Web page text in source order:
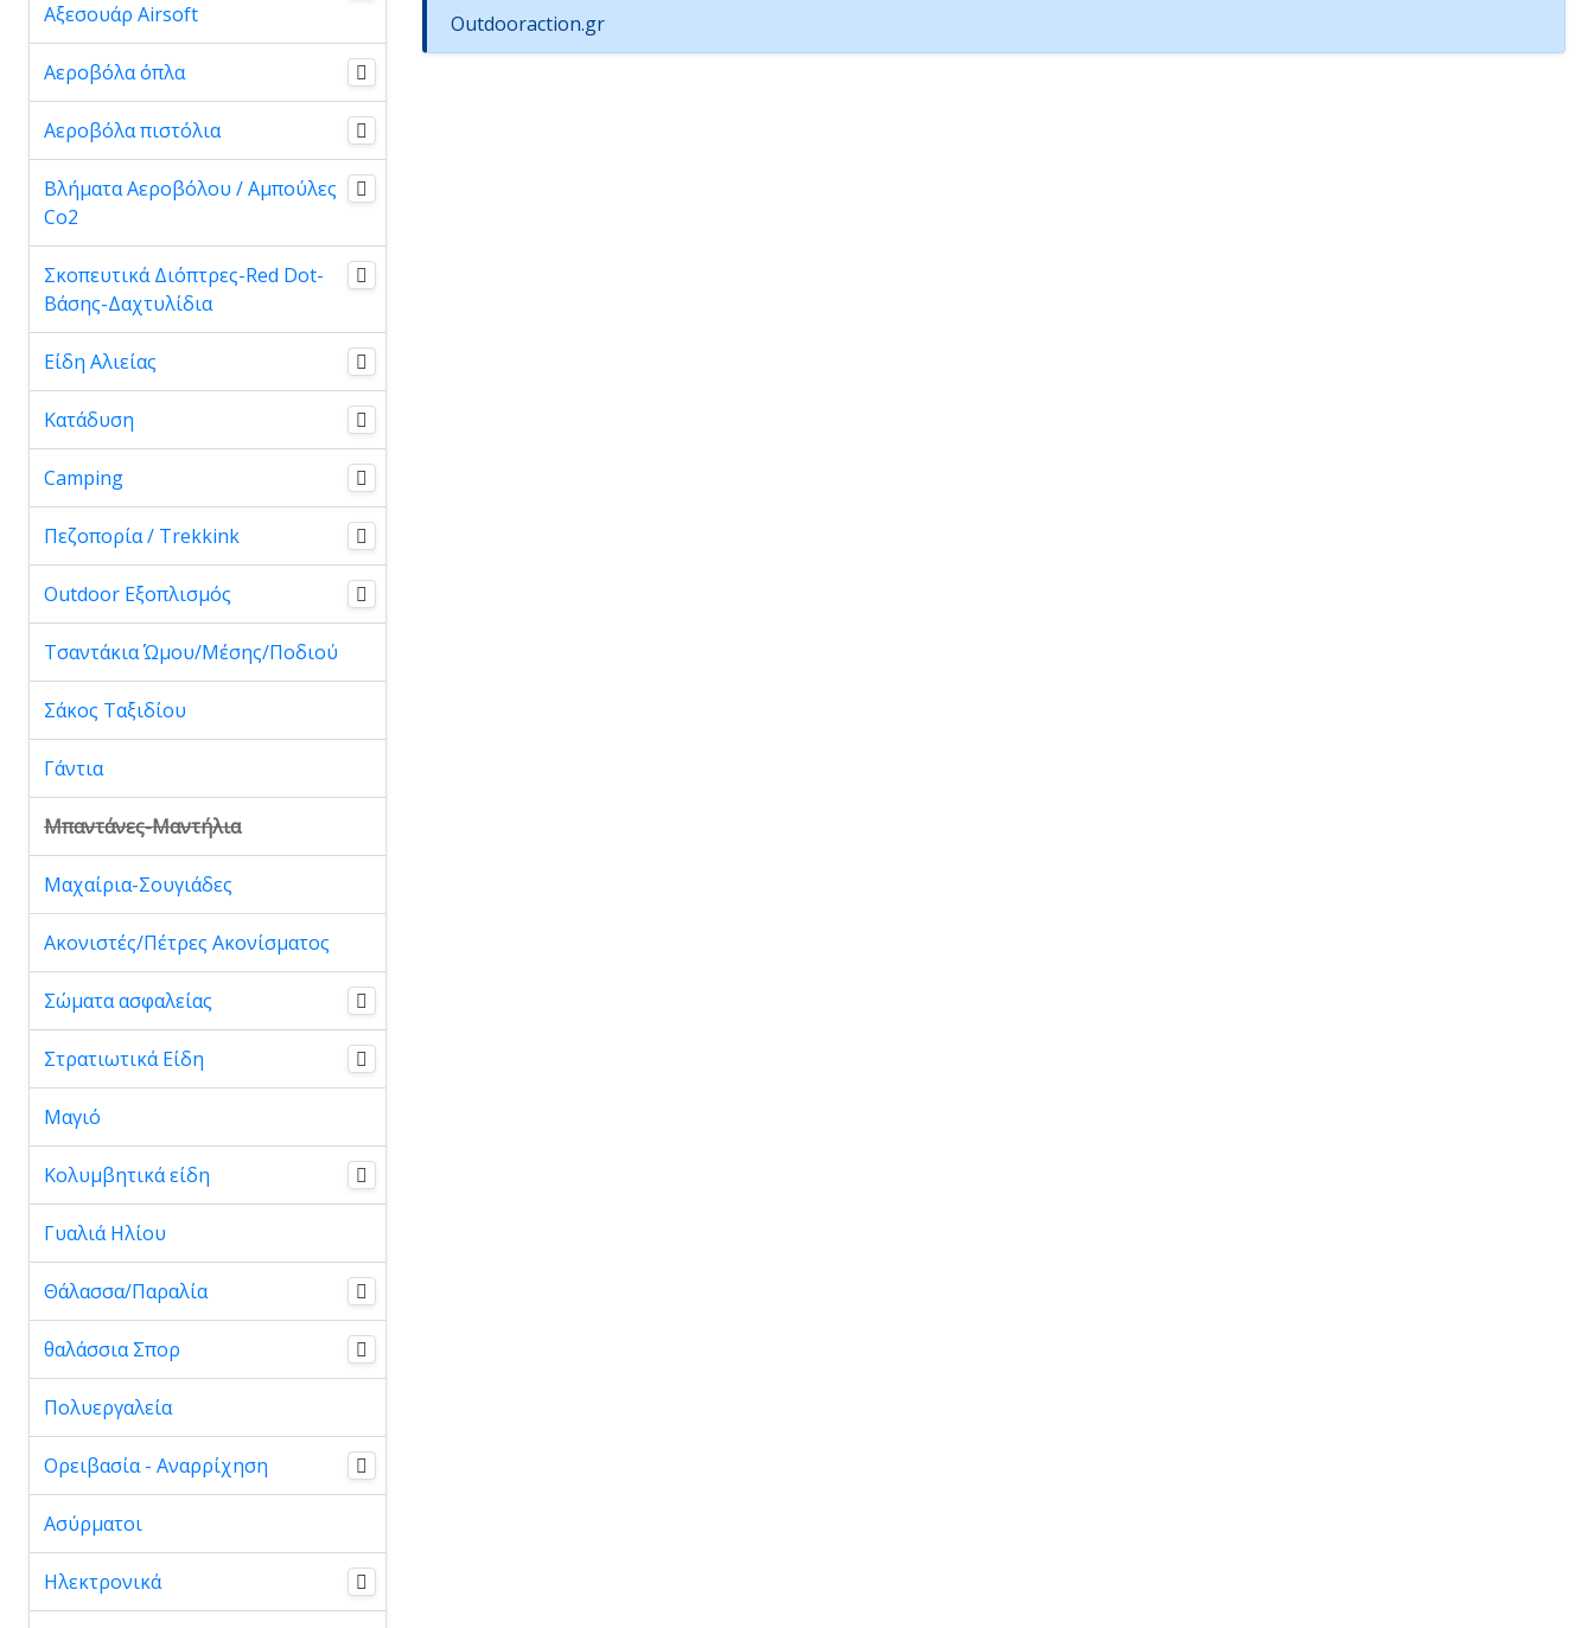
Outdooraction.gr
Αξεσουάρ Airsoft
Αεροβόλα όπλα
Αεροβόλα πιστόλια
Βλήματα Αεροβόλου / Αμπούλες
Co2
Σκοπευτικά Διόπτρες-Red Dot-
Βάσης-Δαχτυλίδια
Είδη Αλιείας
Κατάδυση
Camping
Πεζοπορία / Trekkink
Outdoor Εξοπλισμός
Τσαντάκια Ώμου/Μέσης/Ποδιού
Σάκος Ταξιδίου
Γάντια
Μπαντάνες-Μαντήλια
Μαχαίρια-Σουγιάδες
Ακονιστές/Πέτρες Ακονίσματος
Σώματα ασφαλείας
Στρατιωτικά Είδη
Μαγιό
Κολυμβητικά είδη
Γυαλιά Ηλίου
Θάλασσα/Παραλία
θαλάσσια Σπορ
Πολυεργαλεία
Ορειβασία - Αναρρίχηση
Ασύρματοι
Ηλεκτρονικά